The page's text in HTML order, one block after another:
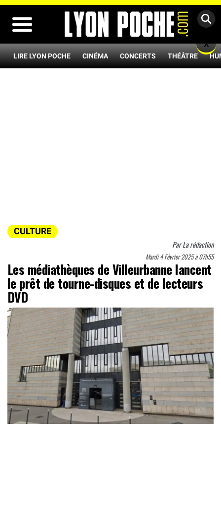
LIRE LYON POCHE CINÉMA CONCERTS THÉÂTRE
CULTURE
ParLa rédaction
Mardi 4 Février 2025 à 07h55
Les médiathèques de Villeurbanne lancent
le prêt de tourne-disques et de lecteurs
DVD
X